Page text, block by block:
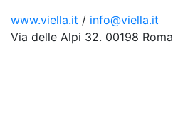
www.viella.it / info@viella.it
Via delle Alpi 32. 00198 Roma